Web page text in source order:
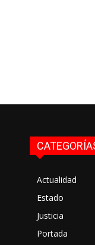
Actualidad
Estado
Justicia
Portada